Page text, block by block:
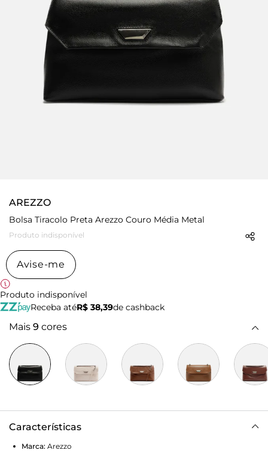
AREZZO
Bolsa Tiracolo Preta Arezzo Couro Média Metal
Produto indisponível
Avise-me
Produto indisponível
Receba atéR$ 38,39de cashback
Mais 9 cores
Características
Marca: Arezzo